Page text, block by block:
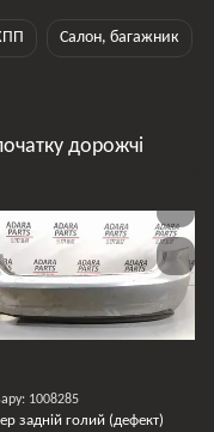
Салон, багажник
дорожчі
1008285
задній голий (дефект)